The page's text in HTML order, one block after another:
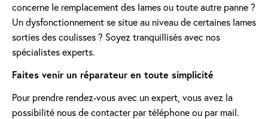
concerne le remplacement des lames ou toute autre panne ?
Un dysfonctionnement se situe au niveau de certaines lames
sorties des coulisses ? Soyez tranquillisés avec nos
spécialistes experts.
Faites venir un réparateur en toute simplicité
Pour prendre rendez-vous avec un expert, vous avez la
possibilité nous de contacter par téléphone ou par mail.